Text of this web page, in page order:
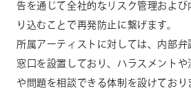
告を通じて全社的なリスク管理および
り込むことで再発防止に繋げます。
所属アーティストに対しては、内部
窓口を設置しており、ハラスメント
や問題を相談できる体制を設けており